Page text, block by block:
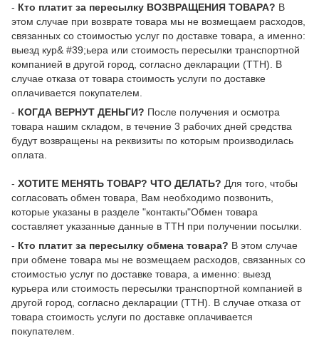
- Кто платит за пересылку ВОЗВРАЩЕНИЯ ТОВАРА? В
этом случае при возврате товара мы не возмещаем расходов,
связанных со стоимостью услуг по доставке товара, а именно:
выезд кур& #39;ьера или стоимость пересылки транспортной
компанией в другой город, согласно декларации (ТТН). В
случае отказа от товара стоимость услуги по доставке
оплачивается покупателем.
- КОГДА ВЕРНУТ ДЕНЬГИ? После получения и осмотра
товара нашим складом, в течение 3 рабочих дней средства
будут возвращены на реквизиты по которым производилась
оплата.
- ХОТИТЕ МЕНЯТЬ ТОВАР? ЧТО ДЕЛАТЬ? Для того, чтобы
согласовать обмен товара, Вам необходимо позвонить,
которые указаны в разделе "контакты"Обмен товара
составляет указанные данные в ТТН при получении посылки.
- Кто платит за пересылку обмена товара? В этом случае
при обмене товара мы не возмещаем расходов, связанных со
стоимостью услуг по доставке товара, а именно: выезд
курьера или стоимость пересылки транспортной компанией в
другой город, согласно декларации (ТТН). В случае отказа от
товара стоимость услуги по доставке оплачивается
покупателем.